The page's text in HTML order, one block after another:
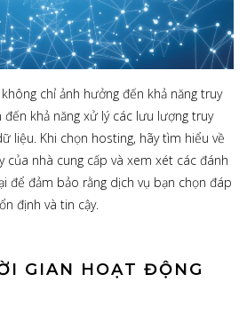
chỉ ảnh hưởng đến khả năng truy
khả năng xử lý các lưu lượng truy
liệu. Khi chọn hosting, hãy tìm hiểu về
của nhà cung cấp và xem xét các đánh
để đảm bảo rằng dịch vụ bạn chọn đáp
định và tin cậy.
GIAN HOẠT ĐỘNG